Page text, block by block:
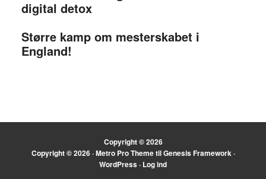
digital detox
Større kamp om mesterskabet i
England!
Copyright © 2026
Copyright © 2026 ·Metro Pro ThemetilGenesis Framework·
WordPress · Log ind